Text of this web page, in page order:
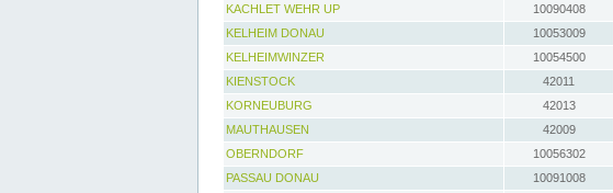
KACHLET WEHR UP
10090408
KELHEIM DONAU
10053009
KELHEIMWINZER
10054500
KIENSTOCK
42011
KORNEUBURG
42013
MAUTHAUSEN
42009
OBERNDORF
10056302
PASSAU DONAU
10091008